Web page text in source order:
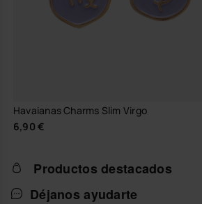
Havaianas Charms Slim Virgo
6,90 €
Productos destacados
Déjanos ayudarte